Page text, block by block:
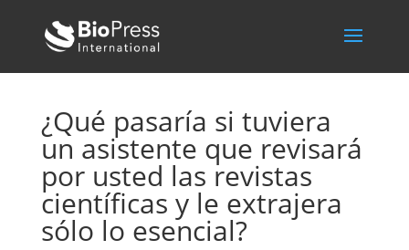
¿Qué pasaría si tuviera
un asistente que revisará
por usted las revistas
científicas y le extrajera
sólo lo esencial?